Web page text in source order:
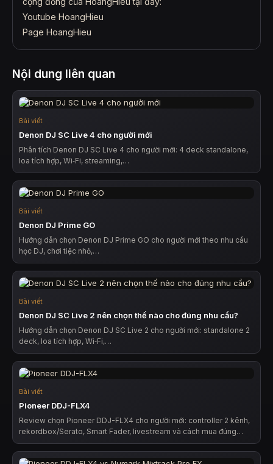
Youtube HoangHieu
Page HoangHieu
Nội dung liên quan
Bài viết
Denon DJ SC Live 4 cho người mới
Phân tích Denon DJ SC Live 4 cho người mới: 4 deck standalone,
loa tích hợp, Wi‑Fi, streaming,…
Bài viết
Denon DJ Prime GO
Hướng dẫn chọn Denon DJ Prime GO cho người mới theo nhu cầu
học DJ, chơi tiệc nhỏ,…
Bài viết
Denon DJ SC Live 2 nên chọn thế nào cho đúng nhu cầu?
Hướng dẫn chọn Denon DJ SC Live 2 cho người mới: standalone 2
deck, loa tích hợp, Wi‑Fi,…
Bài viết
Pioneer DDJ-FLX4
Review chọn Pioneer DDJ-FLX4 cho người mới: controller 2 kênh,
rekordbox/Serato, Smart Fader, livestream và cách mua đúng…